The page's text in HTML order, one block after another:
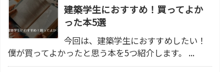
建築学生におすすめ！買ってよか
った本5選
今回は、建築学生におすすめしたい！
僕が買ってよかったと思う本を5つ紹介します。 ...